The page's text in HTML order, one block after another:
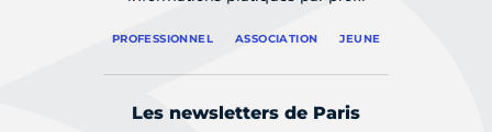
PROFESSIONNEL ASSOCIATION JEUNE
Les newsletters de Paris